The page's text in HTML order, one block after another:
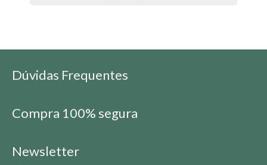
Dúvidas Frequentes
Compra 100% segura
Newsletter